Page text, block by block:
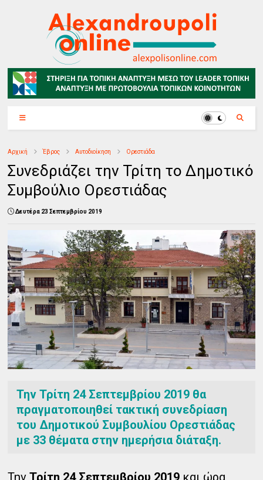
Αρχική Έβρος Αυτοδιοίκηση Ορεστιάδα
Συνεδριάζει την Τρίτη το Δημοτικό
Συμβούλιο Ορεστιάδας
Δευτέρα 23 Σεπτεμβρίου 2019
Την Τρίτη 24 Σεπτεμβρίου 2019 θα
πραγματοποιηθεί τακτική συνεδρίαση
του Δημοτικού Συμβουλίου Ορεστιάδας
με 33 θέματα στην ημερήσια διάταξη.
ΤηνΤρίτη 24 Σεπτεμβρίου 2019 και ώρα